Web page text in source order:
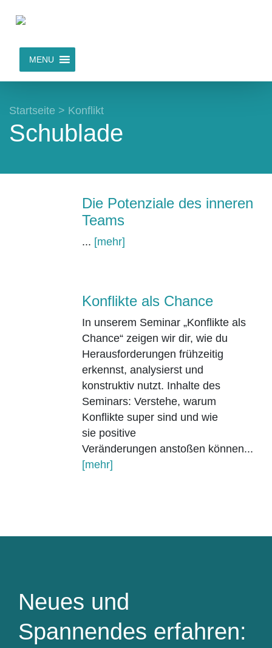
MENU
Startseite > Konflikt
Schublade
Die Potenziale des inneren
Teams
... [mehr]
Konflikte als Chance
In unserem Seminar „Konflikte als
Chance“ zeigen wir dir, wie du
Herausforderungen frühzeitig
erkennst, analysierst und
konstruktiv nutzt. Inhalte des
Seminars: Verstehe, warum
Konflikte super sind und wie
sie positive
Veränderungen anstoßen können...
[mehr]
Neues und
Spannendes erfahren: